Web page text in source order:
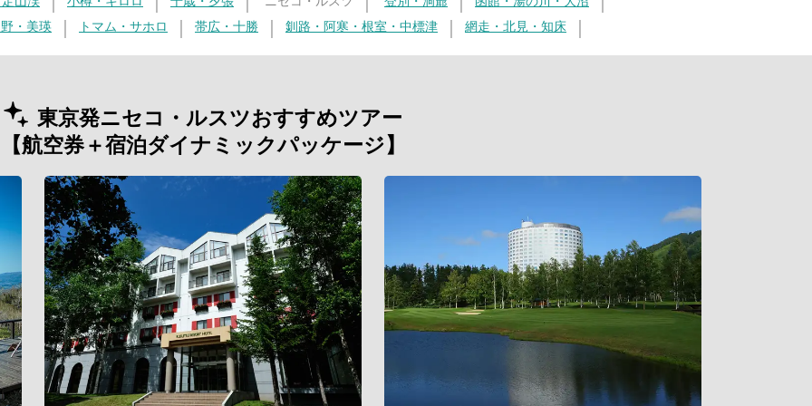
・美瑛
トマム・サホロ 帯広・十勝 釧路・阿寒・根室・中標津 網走・北見・知床
東京発ニセコ・ルスツおすすめツアー
【航空券＋宿泊ダイナミックパッケージ】